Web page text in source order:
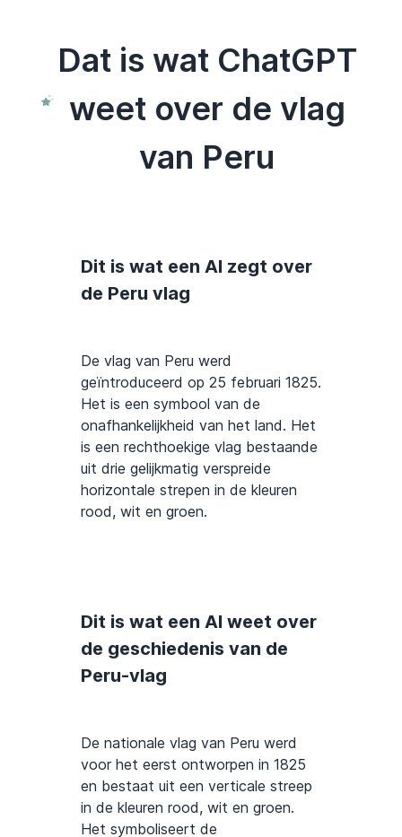
Dat is wat ChatGPT
weet over de vlag
van Peru
Dit is wat een AI zegt over
de Peru vlag
De vlag van Peru werd
geïntroduceerd op 25 februari 1825.
Het is een symbool van de
onafhankelijkheid van het land. Het
is een rechthoekige vlag bestaande
uit drie gelijkmatig verspreide
horizontale strepen in de kleuren
rood, wit en groen.
Dit is wat een AI weet over
de geschiedenis van de
Peru-vlag
De nationale vlag van Peru werd
voor het eerst ontworpen in 1825
en bestaat uit een verticale streep
in de kleuren rood, wit en groen.
Het symboliseert de